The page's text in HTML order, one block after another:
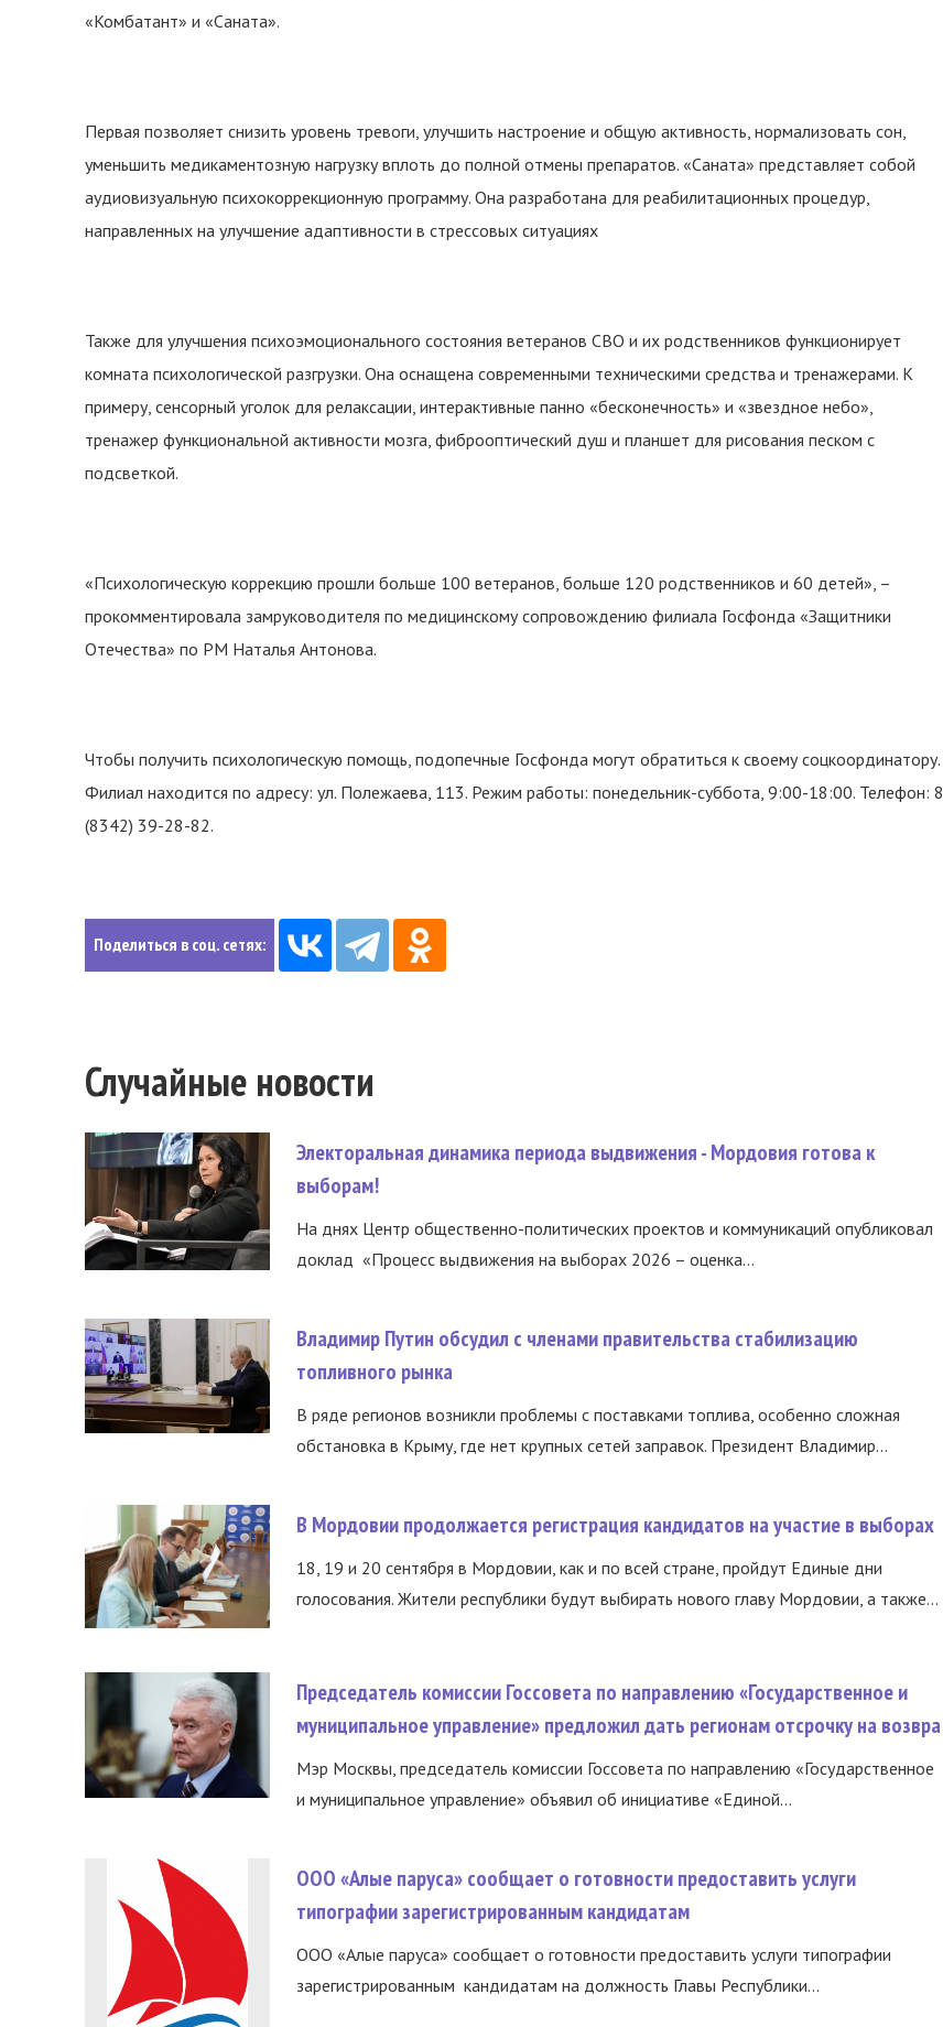
«Комбатант» и «Саната».
Первая позволяет снизить уровень тревоги, улучшить настроение и общую активность, нормализовать сон,
уменьшить медикаментозную нагрузку вплоть до полной отмены препаратов. «Саната» представляет собой
аудиовизуальную психокоррекционную программу. Она разработана для реабилитационных процедур,
направленных на улучшение адаптивности в стрессовых ситуациях
Также для улучшения психоэмоционального состояния ветеранов СВО и их родственников функционирует
комната психологической разгрузки. Она оснащена современными техническими средства и тренажерами. К
примеру, сенсорный уголок для релаксации, интерактивные панно «бесконечность» и «звездное небо»,
тренажер функциональной активности мозга, фиброоптический душ и планшет для рисования песком с
подсветкой.
«Психологическую коррекцию прошли больше 100 ветеранов, больше 120 родственников и 60 детей», –
прокомментировала замруководителя по медицинскому сопровождению филиала Госфонда «Защитники
Отечества» по РМ Наталья Антонова.
Чтобы получить психологическую помощь, подопечные Госфонда могут обратиться к своему соцкоординатору.
Филиал находится по адресу: ул. Полежаева, 113. Режим работы: понедельник-суббота, 9:00-18:00. Телефон: 8
(8342) 39-28-82.
Поделиться в соц. сетях:
Случайные новости
Электоральная динамика периода выдвижения - Мордовия готова к
выборам!
На днях Центр общественно-политических проектов и коммуникаций опубликовал
доклад «Процесс выдвижения на выборах 2026 – оценка...
Владимир Путин обсудил с членами правительства стабилизацию
топливного рынка
В ряде регионов возникли проблемы с поставками топлива, особенно сложная
обстановка в Крыму, где нет крупных сетей заправок. Президент Владимир...
В Мордовии продолжается регистрация кандидатов на участие в выборах
18, 19 и 20 сентября в Мордовии, как и по всей стране, пройдут Единые дни
голосования. Жители республики будут выбирать нового главу Мордовии, а также...
Председатель комиссии Госсовета по направлению «Государственное и
муниципальное управление» предложил дать регионам отсрочку на возвра
Мэр Москвы, председатель комиссии Госсовета по направлению «Государственное
и муниципальное управление» объявил об инициативе «Единой...
ООО «Алые паруса» сообщает о готовности предоставить услуги
типографии зарегистрированным кандидатам
ООО «Алые паруса» сообщает о готовности предоставить услуги типографии
зарегистрированным кандидатам на должность Главы Республики...